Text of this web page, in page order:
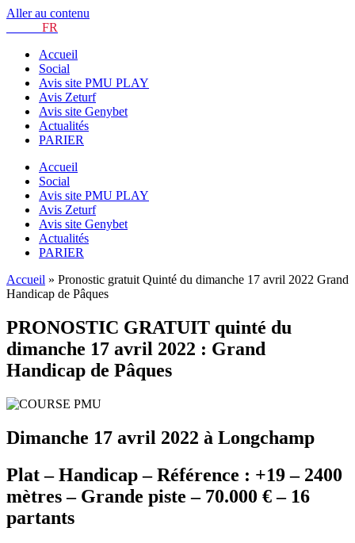
Aller au contenu
FR
Accueil
Social
Avis site PMU PLAY
Avis Zeturf
Avis site Genybet
Actualités
PARIER
Accueil
Social
Avis site PMU PLAY
Avis Zeturf
Avis site Genybet
Actualités
PARIER
Accueil » Pronostic gratuit Quinté du dimanche 17 avril 2022 Grand
Handicap de Pâques
PRONOSTIC GRATUIT quinté du
dimanche 17 avril 2022 : Grand
Handicap de Pâques
Dimanche 17 avril 2022 à Longchamp
Plat – Handicap – Référence : +19 – 2400
mètres – Grande piste – 70.000 € – 16
partants